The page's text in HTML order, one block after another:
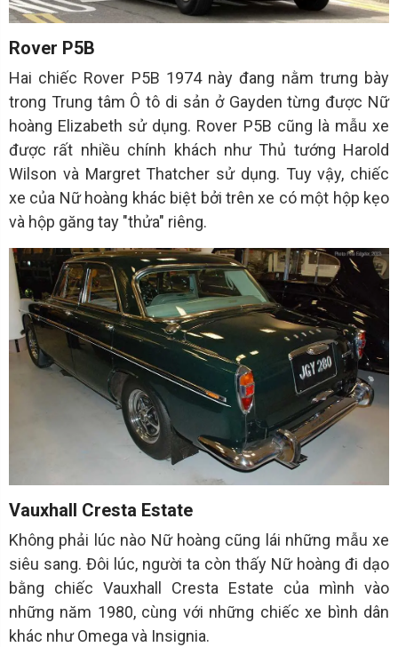
Rover P5B
Hai chiếc Rover P5B 1974 này đang nằm trưng bày
trong Trung tâm Ô tô di sản ở Gayden từng được Nữ
hoàng Elizabeth sử dụng. Rover P5B cũng là mẫu xe
được rất nhiều chính khách như Thủ tướng Harold
Wilson và Margret Thatcher sử dụng. Tuy vậy, chiếc
xe của Nữ hoàng khác biệt bởi trên xe có một hộp kẹo
và hộp găng tay "thửa" riêng.
Vauxhall Cresta Estate
Không phải lúc nào Nữ hoàng cũng lái những mẫu xe
siêu sang. Đôi lúc, người ta còn thấy Nữ hoàng đi dạo
bằng chiếc Vauxhall Cresta Estate của mình vào
những năm 1980, cùng với những chiếc xe bình dân
khác như Omega và Insignia.